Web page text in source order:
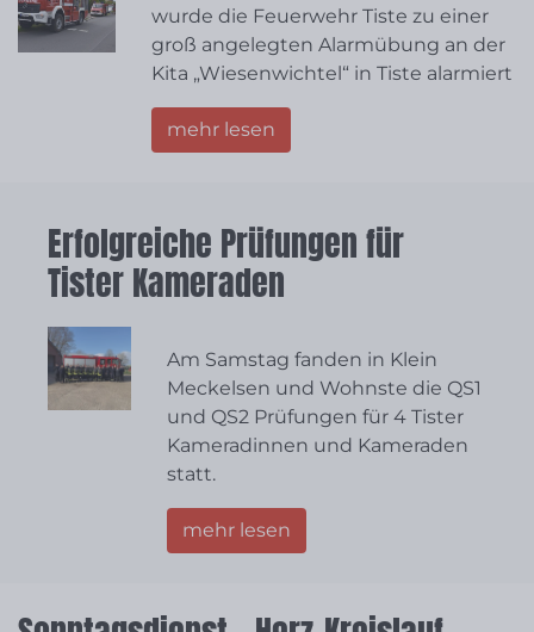
wurde die Feuerwehr Tiste zu einer
groß angelegten Alarmübung an der
Kita „Wiesenwichtel“ in Tiste alarmiert
mehr lesen
Erfolgreiche Prüfungen für
Tister Kameraden
Am Samstag fanden in Klein
Meckelsen und Wohnste die QS1
und QS2 Prüfungen für 4 Tister
Kameradinnen und Kameraden
statt.
mehr lesen